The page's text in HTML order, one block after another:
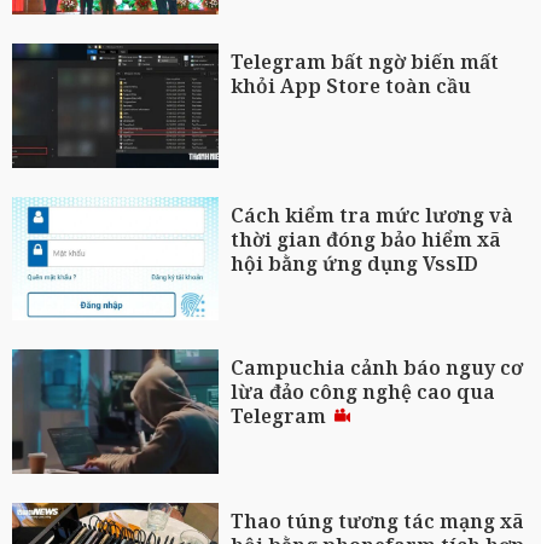
Telegram bất ngờ biến mất
khỏi App Store toàn cầu
Cách kiểm tra mức lương và
thời gian đóng bảo hiểm xã
hội bằng ứng dụng VssID
Campuchia cảnh báo nguy cơ
lừa đảo công nghệ cao qua
Telegram
Thao túng tương tác mạng xã